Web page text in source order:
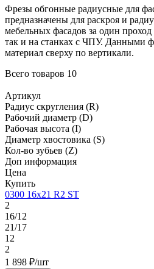
Фрезы обгонные радиусные для
предназначены для раскроя и
мебельных фасадов за один
так и на станках с ЧПУ. Данными
материал сверху по вертикали.
Всего товаров 10
Артикул
Радиус скругления (R)
Рабочий диаметр (D)
Рабочая высота (I)
Диаметр хвостовика (S)
Кол-во зубьев (Z)
Доп информация
Цена
Купить
0300 16х21 R2 ST
2
16/12
21/17
12
2
1 898 ₽/шт